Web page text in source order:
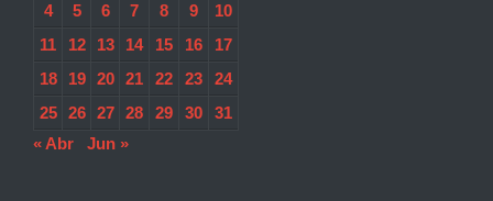
4
5 6 7 8 9
10
11
12 13 14 15 16
17
18
19 20 21 22 23
24
25
26 27 28 29 30
31
« Abr
Jun »